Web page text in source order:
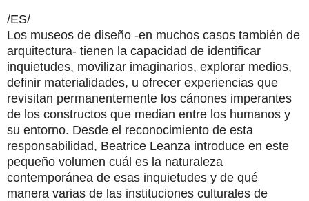
/ES/
Los museos de diseño -en muchos casos también de
arquitectura- tienen la capacidad de identificar
inquietudes, movilizar imaginarios, explorar medios,
definir materialidades, u ofrecer experiencias que
revisitan permanentemente los cánones imperantes
de los constructos que median entre los humanos y
su entorno. Desde el reconocimiento de esta
responsabilidad, Beatrice Leanza introduce en este
pequeño volumen cuál es la naturaleza
contemporánea de esas inquietudes y de qué
manera varias de las instituciones culturales de